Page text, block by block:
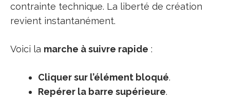
contrainte technique. La liberté de création
revient instantanément.
Voici la marche à suivre rapide :
Cliquer sur l’élément bloqué.
Repérer la barre supérieure.